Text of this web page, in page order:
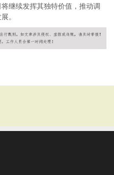
继续发挥其独特价值，推动调
。